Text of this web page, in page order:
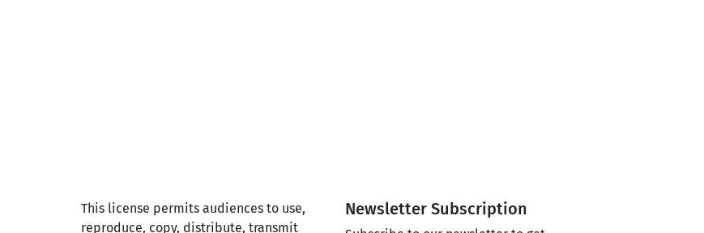
This license permits audiences to use,
reproduce, copy, distribute, transmit
Newsletter Subscription